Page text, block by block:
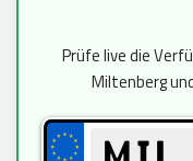
Prüfe live die
Miltenberg